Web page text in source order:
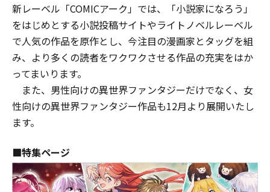
新レーベル「COMICアーク」では、「小説家になろう」
をはじめとする小説投稿サイトやライトノベルレーベル
で人気の作品を原作とし、今注目の漫画家とタッグを組
み、より多くの読者をワクワクさせる作品の充実をはか
ってまいります。
また、男性向けの異世界ファンタジーだけでなく、女
性向けの異世界ファンタジー作品も12月より展開いたし
ます。
■特集ページ